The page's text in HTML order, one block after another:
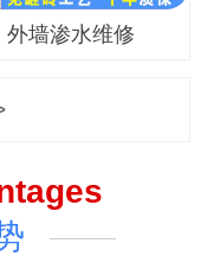
外墙渗水维修